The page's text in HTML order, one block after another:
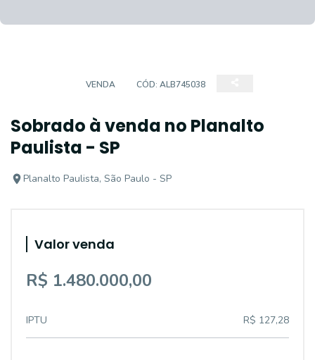
VENDA CÓD: ALB745038
Sobrado à venda no Planalto
Paulista - SP
Planalto Paulista, São Paulo - SP
Valor venda
R$ 1.480.000,00
IPTU R$ 127,28